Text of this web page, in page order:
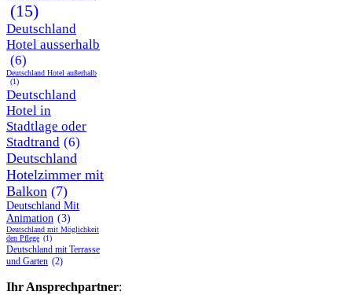
(15)
Deutschland
Hotel ausserhalb
(6)
Deutschland Hotel außerhalb
(1)
Deutschland
Hotel in
Stadtlage oder
Stadtrand (6)
Deutschland
Hotelzimmer mit
Balkon (7)
Deutschland Mit
Animation (3)
Deutschland mit Möglichkeit
den Pflege (1)
Deutschland mit Terrasse
und Garten (2)
Ihr Ansprechpartner: